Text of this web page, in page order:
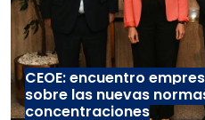
CEOE: encuentro
sobre las nuevas
concentraciones